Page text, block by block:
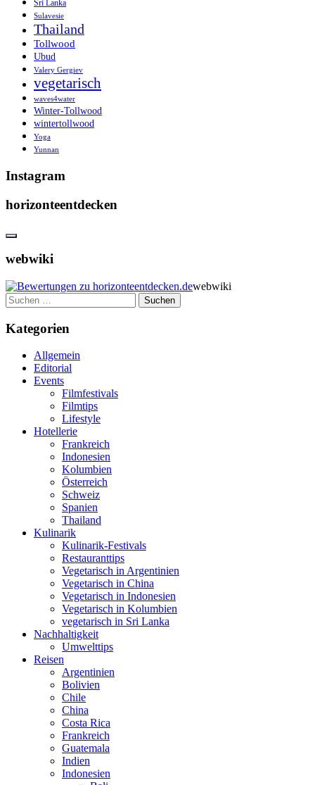
Sri Lanka
Sulavesie
Thailand
Tollwood
Ubud
Valery Gergiev
vegetarisch
waves4water
Winter-Tollwood
wintertollwood
Yoga
Yunnan
Instagram
horizonteentdecken
webwiki
webwiki
Suchen
nach:
Kategorien
Allgemein
Editorial
Events
Filmfestivals
Filmtips
Lifestyle
Hotellerie
Frankreich
Indonesien
Kolumbien
Österreich
Schweiz
Spanien
Thailand
Kulinarik
Kulinarik-Festivals
Restauranttips
Vegetarisch in Argentinien
Vegetarisch in China
Vegetarisch in Indonesien
Vegetarisch in Kolumbien
vegetarisch in Sri Lanka
Nachhaltigkeit
Umwelttips
Reisen
Argentinien
Bolivien
Chile
China
Costa Rica
Frankreich
Guatemala
Indien
Indonesien